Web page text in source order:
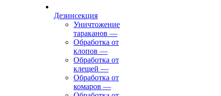
Дезинсекция
Уничтожение
тараканов —
Обработка от
клопов —
Обработка от
клещей —
Обработка от
комаров —